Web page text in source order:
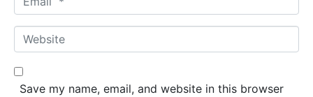
*
m
a
*
W
e
b
Save my name, email, and website in this browser